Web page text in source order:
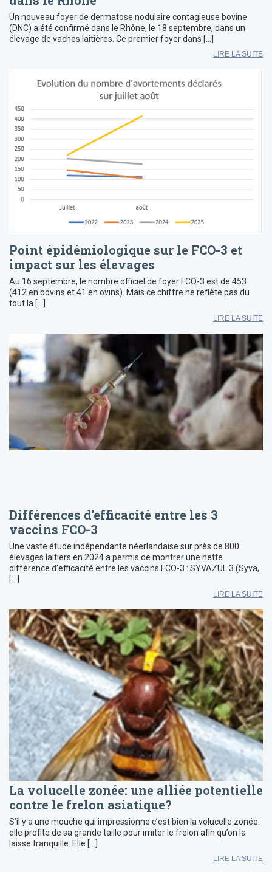
Un nouveau foyer de dermatose nodulaire contagieuse bovine
(DNC) a été confirmé dans le Rhône, le 18 septembre, dans un
élevage de vaches laitières. Ce premier foyer dans […]
LIRE LA SUITE
Point épidémiologique sur le FCO-3 et
impact sur les élevages
Au 16 septembre, le nombre officiel de foyer FCO-3 est de 453
(412 en bovins et 41 en ovins). Mais ce chiffre ne reflète pas du
tout la […]
LIRE LA SUITE
Différences d’efficacité entre les 3
vaccins FCO-3
Une vaste étude indépendante néerlandaise sur près de 800
élevages laitiers en 2024 a permis de montrer une nette
différence d’efficacité entre les vaccins FCO-3 : SYVAZUL 3 (Syva,
[…]
LIRE LA SUITE
La volucelle zonée: une alliée potentielle
contre le frelon asiatique?
S’il y a une mouche qui impressionne c’est bien la volucelle zonée:
elle profite de sa grande taille pour imiter le frelon afin qu’on la
laisse tranquille. Elle […]
LIRE LA SUITE